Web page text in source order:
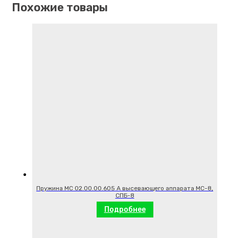
Похожие товары
Пружина МС 02.00.00.605 А высевающего аппарата МС-8,
СПБ-8
Подробнее